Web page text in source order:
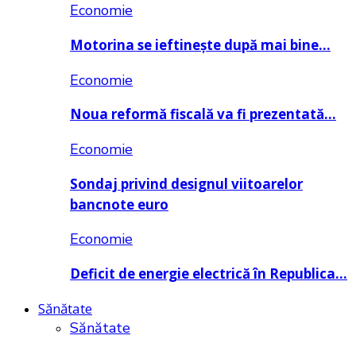
Economie
Motorina se ieftinește după mai bine…
Economie
Noua reformă fiscală va fi prezentată…
Economie
Sondaj privind designul viitoarelor
bancnote euro
Economie
Deficit de energie electrică în Republica…
Sănătate
Sănătate